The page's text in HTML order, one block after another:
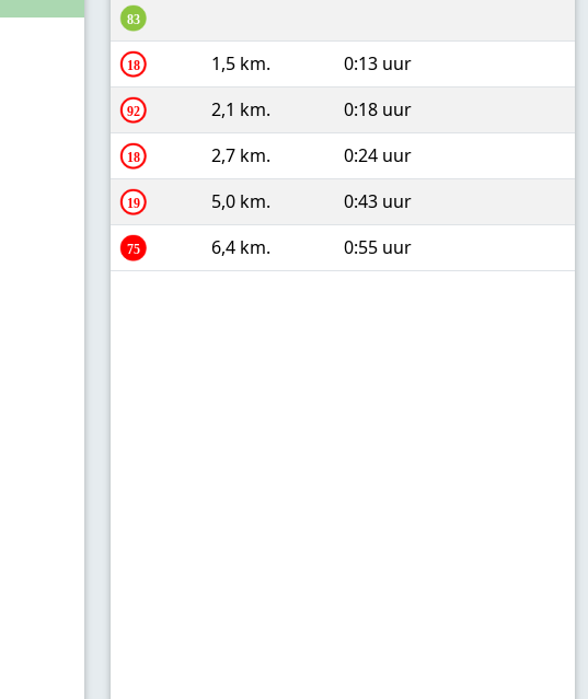
83
18 1,5 km. 0:13 uur
92 2,1 km. 0:18 uur
18 2,7 km. 0:24 uur
19 5,0 km. 0:43 uur
75 6,4 km. 0:55 uur